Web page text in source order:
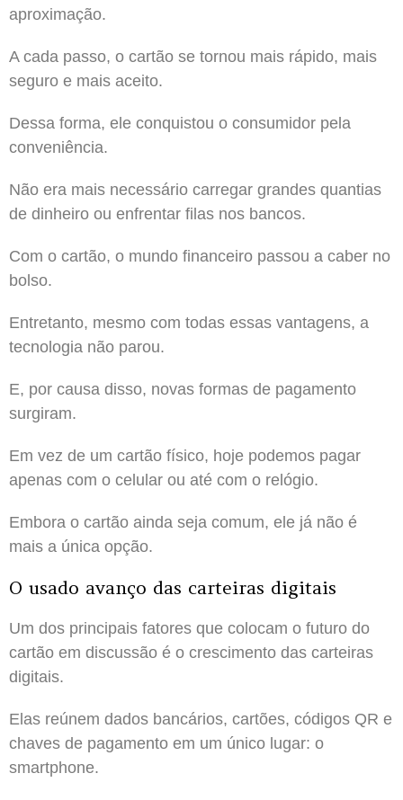
aproximação.
A cada passo, o cartão se tornou mais rápido, mais
seguro e mais aceito.
Dessa forma, ele conquistou o consumidor pela
conveniência.
Não era mais necessário carregar grandes quantias
de dinheiro ou enfrentar filas nos bancos.
Com o cartão, o mundo financeiro passou a caber no
bolso.
Entretanto, mesmo com todas essas vantagens, a
tecnologia não parou.
E, por causa disso, novas formas de pagamento
surgiram.
Em vez de um cartão físico, hoje podemos pagar
apenas com o celular ou até com o relógio.
Embora o cartão ainda seja comum, ele já não é
mais a única opção.
O usado avanço das carteiras digitais
Um dos principais fatores que colocam o futuro do
cartão em discussão é o crescimento das carteiras
digitais.
Elas reúnem dados bancários, cartões, códigos QR e
chaves de pagamento em um único lugar: o
smartphone.